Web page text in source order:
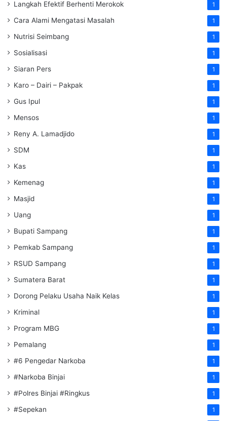
Langkah Efektif Berhenti Merokok 1
Cara Alami Mengatasi Masalah 1
Nutrisi Seimbang 1
Sosialisasi 1
Siaran Pers 1
Karo – Dairi – Pakpak 1
Gus Ipul 1
Mensos 1
Reny A. Lamadjido 1
SDM 1
Kas 1
Kemenag 1
Masjid 1
Uang 1
Bupati Sampang 1
Pemkab Sampang 1
RSUD Sampang 1
Sumatera Barat 1
Dorong Pelaku Usaha Naik Kelas 1
Kriminal 1
Program MBG 1
Pemalang 1
#6 Pengedar Narkoba 1
#Narkoba Binjai 1
#Polres Binjai #Ringkus 1
#Sepekan 1